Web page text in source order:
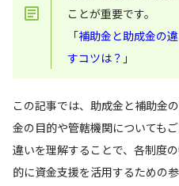
ことが重要です。
「補助金と助成金の
すコツは？ 」
この記事では、助成金と補助金
金の目的や管轄機関についても
違いを理解することで、各制度
的に資金支援を活用するための参